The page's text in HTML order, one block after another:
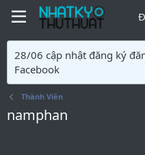
28/06 cập nhật đăng ký
Facebook
Thành Viên
namphan